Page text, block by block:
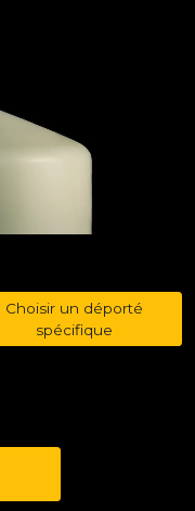
Choisir un déporté
spécifique